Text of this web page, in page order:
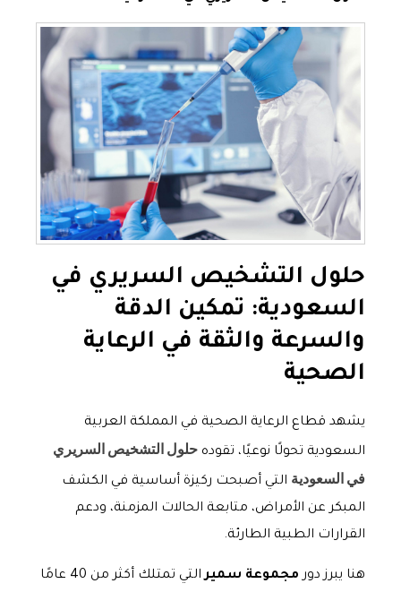
حلول التشخيص السريري في
السعودية: تمكين الدقة
والسرعة والثقة في الرعاية
الصحية
يشهد قطاع الرعاية الصحية في المملكة العربية
السعودية تحولًا نوعيًا، تقوده حلول التشخيص السريري
في السعودية التي أصبحت ركيزة أساسية في الكشف
المبكر عن الأمراض، متابعة الحالات المزمنة، ودعم
القرارات الطبية الطارئة.
هنا يبرز دور مجموعة سمير
التي تمتلك أكثر من 40 عامًا